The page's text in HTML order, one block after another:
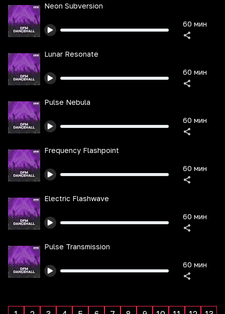
Neon Subversion
60 мин
Lunar Resonate
60 мин
Pulse Nebula
60 мин
Frequency Flashpoint
60 мин
Electric Flashwave
60 мин
Pulse Transmission
60 мин